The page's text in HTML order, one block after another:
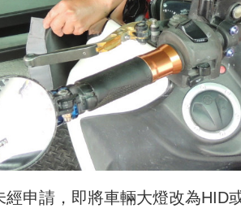
申請，即將車輛大燈改為HID